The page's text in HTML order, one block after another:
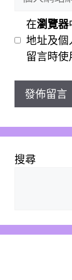
址
站
在瀏覽器
地址及個
留言時使
搜尋